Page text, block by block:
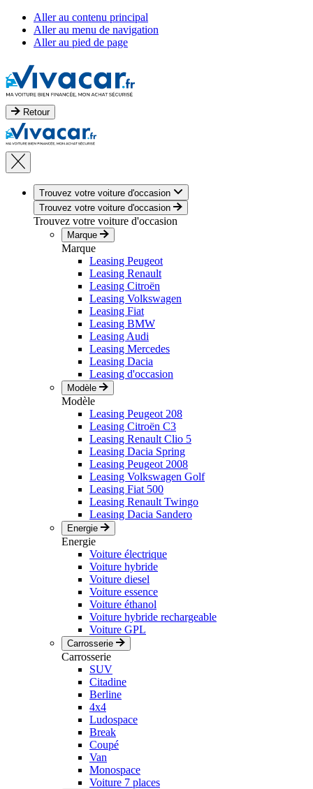
Aller au contenu principal
Aller au menu de navigation
Aller au pied de page
Retour
Trouvez votre voiture d'occasion
Trouvez votre voiture d'occasion
Trouvez votre voiture d'occasion
Marque
Marque
Leasing Peugeot
Leasing Renault
Leasing Citroën
Leasing Volkswagen
Leasing Fiat
Leasing BMW
Leasing Audi
Leasing Mercedes
Leasing Dacia
Leasing d'occasion
Modèle
Modèle
Leasing Peugeot 208
Leasing Citroën C3
Leasing Renault Clio 5
Leasing Dacia Spring
Leasing Peugeot 2008
Leasing Volkswagen Golf
Leasing Fiat 500
Leasing Renault Twingo
Leasing Dacia Sandero
Energie
Energie
Voiture électrique
Voiture hybride
Voiture diesel
Voiture essence
Voiture éthanol
Voiture hybride rechargeable
Voiture GPL
Carrosserie
Carrosserie
SUV
Citadine
Berline
4x4
Ludospace
Break
Coupé
Van
Monospace
Voiture 7 places